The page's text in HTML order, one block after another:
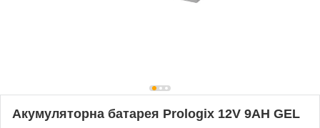
Акумуляторна батарея Prologix 12V 9AH GEL